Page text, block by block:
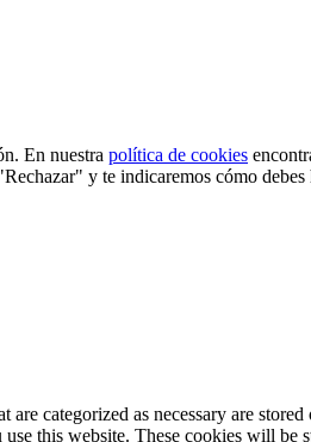
En nuestra política de cookies
y te indicaremos cómo debes
categorized as necessary are
this website. These cookies will